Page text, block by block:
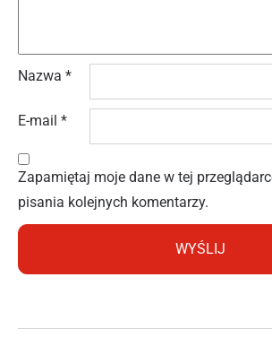
Nazwa *
E-mail *
Zapamiętaj moje dane w tej
pisania kolejnych komentarzy.